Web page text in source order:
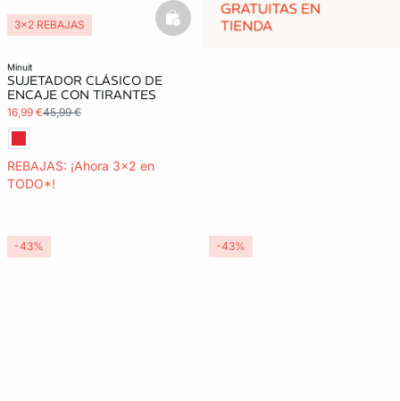
minuit
SUJETADOR CLÁSICO DE
ENCAJE CON TIRANTES
16,99 €45,99 €
REBAJAS: ¡Ahora 3x2 en
TODO*!
3x2 REBAJAS basketfull
-43% -43%